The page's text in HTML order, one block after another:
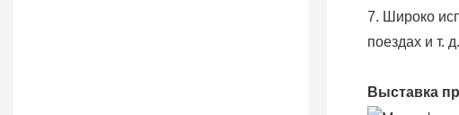
7. Широко
поездах и т. д.
Выставка